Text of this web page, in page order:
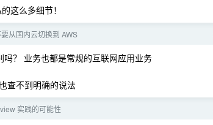
这么多细节！
从国内云切换到 AWS
？ 业务也都是常规的互联网应用业务
查不到明确的说法
实践的可能性